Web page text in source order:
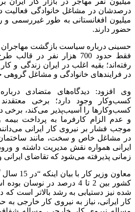
میلیون افغانستانی به طور غیررسمی و
حضور دارند.
حسینی درباره سیاست بازگشت
فقط حدود 700 هزار نفر در
رفته‌اند؛ بقیه اغلب در ایران زندگی و
در فرایندهای خانوادگی و مشاغل گروهی
وی افزود: دیدگاه‌های متضادی
کسب‌وکار وجود دارد؛ برخی
کسب‌وکارها را آسیب‌پذیر می‌کند، برخی
و عدم الزام کارفرما به پرداخت بیمه
موجب فشار بر نیروی کار ایرانی
در مشاغل خاص و سخت، مانند ساختمان
ایرانی همواره نقش مدیریت داشته و
زمانی پذیرفته می‌شود که تقاضای ایرانی
معاون
کشور بین 2 تا 4 درصد در
شده نیز دستیابی به رشد بالاتر است که
کار ایرانی، نیاز به نیروی کار خارجی